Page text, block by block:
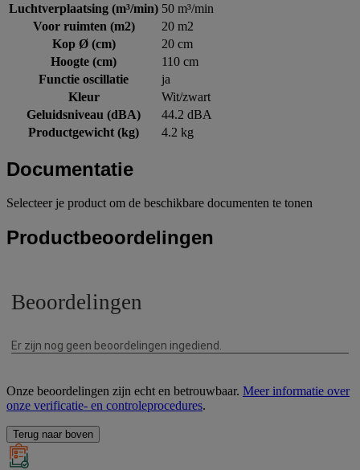
Luchtverplaatsing (m³/min) 50 m³/min
Voor ruimten (m2)
20 m2
Kop Ø (cm)
20 cm
Hoogte (cm)
110 cm
Functie oscillatie
ja
Kleur
Wit/zwart
Geluidsniveau (dBA)
44.2 dBA
Productgewicht (kg)
4.2 kg
Documentatie
Selecteer je product om de beschikbare documenten te tonen
Productbeoordelingen
Onze beoordelingen zijn echt en betrouwbaar. Meer informatie over
onze verificatie- en controleprocedures.
Terug naar boven